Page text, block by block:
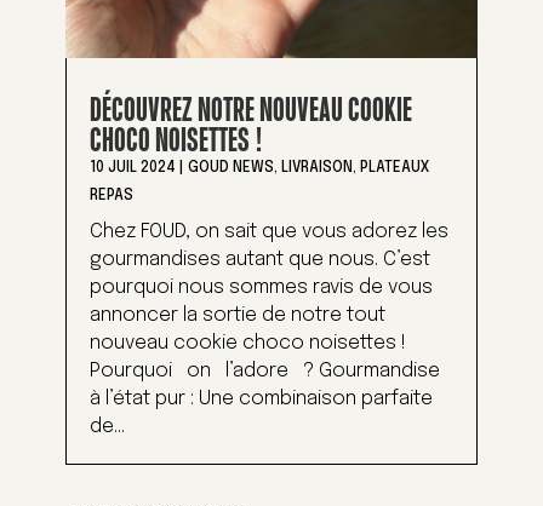
DÉCOUVREZ NOTRE NOUVEAU COOKIE
CHOCO NOISETTES !
10 JUIL 2024 GOUD NEWS, LIVRAISON, PLATEAUX
REPAS
Chez FOUD, on sait que vous adorez les
gourmandises autant que nous. C’est
pourquoi nous sommes ravis de vous
annoncer la sortie de notre tout
nouveau cookie choco noisettes !
Pourquoi on l’adore ? Gourmandise
à l’état pur : Une combinaison parfaite
de...